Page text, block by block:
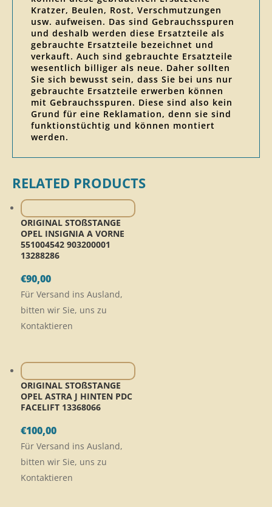
Kratzer, Beulen, Rost, Verschmutzungen
usw. aufweisen. Das sind Gebrauchsspuren
und deshalb werden diese Ersatzteile als
gebrauchte Ersatzteile bezeichnet und
verkauft. Auch sind gebrauchte Ersatzteile
wesentlich billiger als neue. Daher sollten
Sie sich bewusst sein, dass Sie bei uns nur
gebrauchte Ersatzteile erwerben können
mit Gebrauchsspuren. Diese sind also kein
Grund für eine Reklamation, denn sie sind
funktionstüchtig und können montiert
werden.
RELATED PRODUCTS
ORIGINAL STOßSTANGE
OPEL INSIGNIA A VORNE
551004542 903200001
13288286
€90,00
Für Versand ins Ausland,
bitten wir Sie, uns zu
Kontaktieren
ORIGINAL STOßSTANGE
OPEL ASTRA J HINTEN PDC
FACELIFT 13368066
€100,00
Für Versand ins Ausland,
bitten wir Sie, uns zu
Kontaktieren